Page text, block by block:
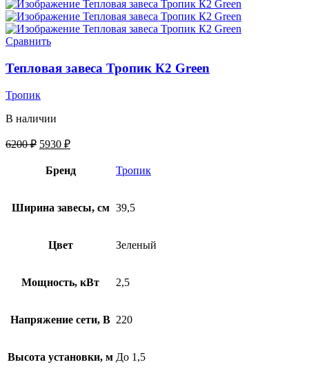
Сравнить
Тепловая завеса Тропик К2 Green
Тропик
В наличии
6200₽ 5930 ₽
Бренд Тропик
Ширина завесы, см 39,5
Цвет Зеленый
Мощность, кВт 2,5
Напряжение сети, В 220
Высота установки, м До 1,5